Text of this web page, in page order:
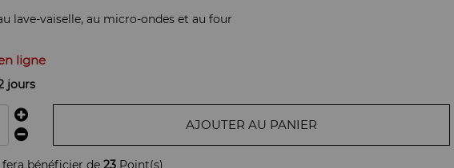
lave-vaiselle, au micro-ondes et au four
ligne
jours
AJOUTER AU PANIER
bénéficier de 23 Point(s)